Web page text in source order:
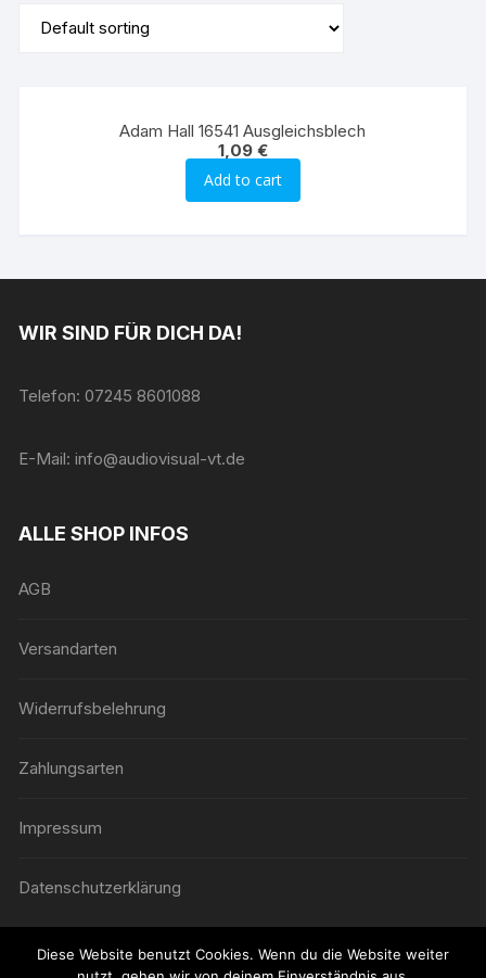
Adam Hall 16541 Ausgleichsblech
1,09 €
Add to cart
WIR SIND FÜR DICH DA!
Telefon: 07245 8601088
E-Mail: info@audiovisual-vt.de
ALLE SHOP INFOS
AGB
Versandarten
Widerrufsbelehrung
Zahlungsarten
Impressum
Datenschutzerklärung
Diese Website benutzt Cookies. Wenn du die Website weiter